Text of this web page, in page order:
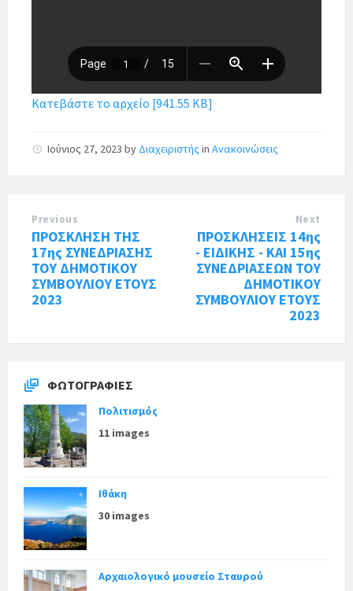
Κατεβάστε το αρχείο [941.55 KB]
Ιούνιος 27, 2023 by Διαχειριστής in Ανακοινώσεις
Previous
ΠΡΟΣΚΛΗΣΗ ΤΗΣ
17ης ΣΥΝΕΔΡΙΑΣΗΣ
ΤΟΥ ΔΗΜΟΤΙΚΟΥ
ΣΥΜΒΟΥΛΙΟΥ ΕΤΟΥΣ
2023
Next
ΠΡΟΣΚΛΗΣΕΙΣ 14ης
- ΕΙΔΙΚΗΣ - ΚΑΙ 15ης
ΣΥΝΕΔΡΙΑΣΕΩΝ ΤΟΥ
ΔΗΜΟΤΙΚΟΥ
ΣΥΜΒΟΥΛΙΟΥ ΕΤΟΥΣ
2023
ΦΩΤΟΓΡΑΦΊΕΣ
Πολιτισμός
11 images
Ιθάκη
30 images
Αρχαιολογικό μουσείο Σταυρού